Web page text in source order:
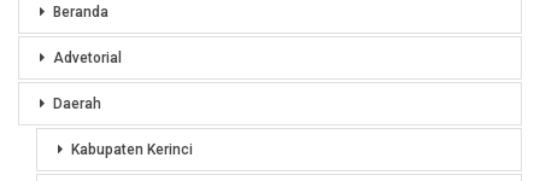
Beranda
Advetorial
Daerah
Kabupaten Kerinci